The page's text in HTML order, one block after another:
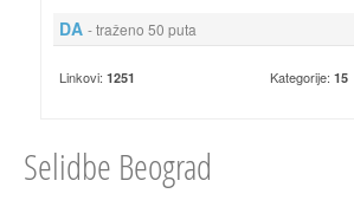
DA - traženo 50 puta
Linkovi: 1251 Kategorije:15
Selidbe Beograd